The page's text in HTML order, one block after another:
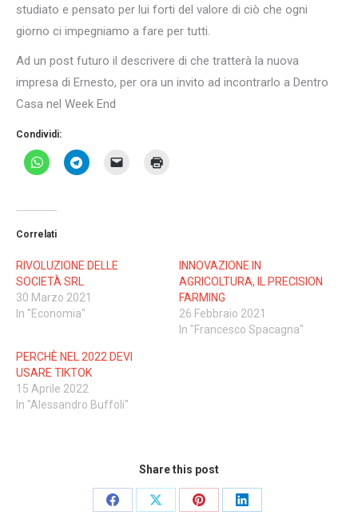
studiato e pensato per lui forti del valore di ciò che ogni
giorno ci impegniamo a fare per tutti.
Ad un post futuro il descrivere di che tratterà la nuova
impresa di Ernesto, per ora un invito ad incontrarlo a Dentro
Casa nel Week End
Condividi:
Correlati
RIVOLUZIONE DELLE
SOCIETÀ SRL
30 Marzo 2021
In "Economia"
INNOVAZIONE IN
AGRICOLTURA, IL PRECISION
FARMING
26 Febbraio 2021
In "Francesco Spacagna"
PERCHÈ NEL 2022 DEVI
USARE TIKTOK
15 Aprile 2022
In "Alessandro Buffoli"
Share this post
Share
Share
Share
Share